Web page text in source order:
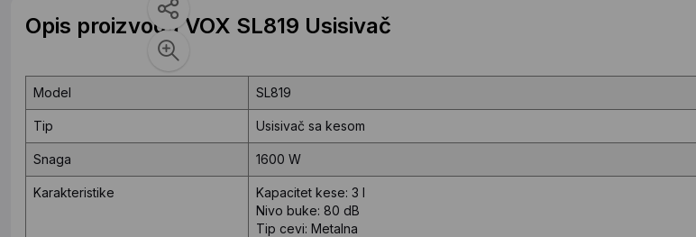
Opis proizvoda VOX SL819 Usisivač
Model SL819
Tip Usisivač sa kesom
Snaga 1600 W
Karakteristike
Kapacitet kese: 3 l
Nivo buke: 80 dB
Tip cevi: Metalna